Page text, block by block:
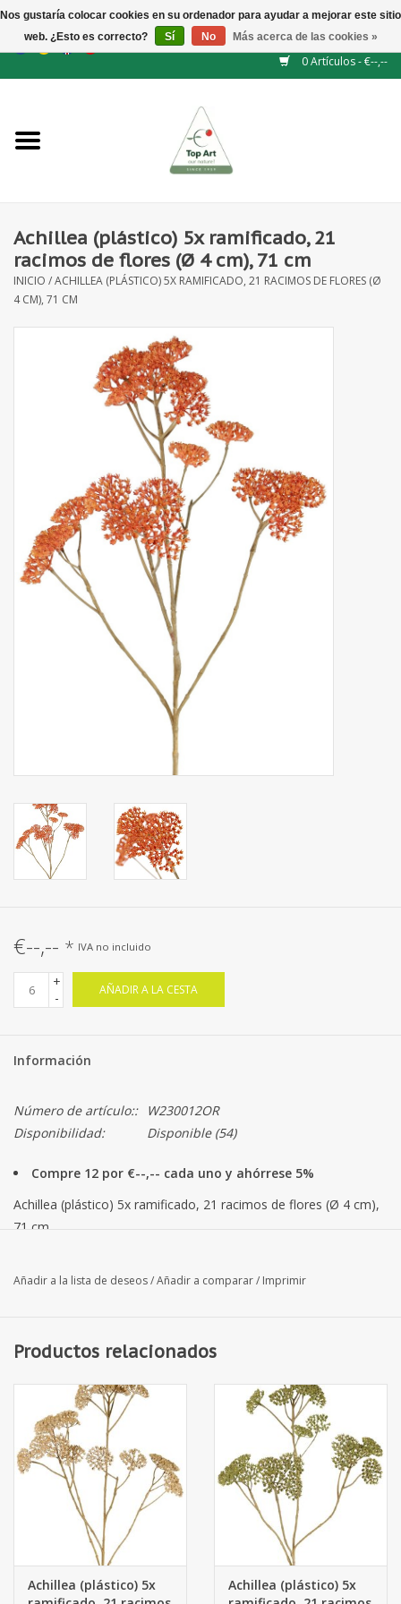
GBP/CHF /BGN/
0 Artículos - €--,--
NUEVO
Flores artificiales
Rama de hojas / bayas
Coronas de flores
Achillea (plástico) 5x ramificado, 21
racimos de flores (Ø 4 cm), 71 cm
INICIO /ACHILLEA (PLÁSTICO) 5X RAMIFICADO, 21 RACIMOS DE FLORES (Ø
4 CM), 71 CM
€--,-- * IVA no incluido
+
-
AÑADIR A LA CESTA
Información
Número de artículo::
W230012OR
Disponibilidad:
Disponible(54)
Compre 12 por €--,-- cada uno y ahórrese 5%
Achillea (plástico) 5x ramificado, 21 racimos de flores (Ø 4 cm),
71 cm
Añadir a la lista de deseos/Añadir a comparar/ Imprimir
Productos relacionados
Achillea (plástico) 5x
Achillea (plástico) 5x
Nos gustaría colocar cookies en su ordenador para ayudar a mejorar este sitio
web. ¿Esto es correcto?
Sí No Más acerca de las cookies »